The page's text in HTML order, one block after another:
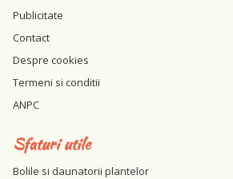
Publicitate
Contact
Despre cookies
Termeni si conditii
ANPC
Sfaturi utile
Bolile si daunatorii plantelor